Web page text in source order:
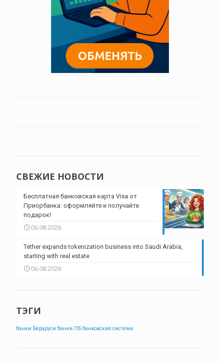
СВЕЖИЕ НОВОСТИ
Бесплатная банковская карта Visa от
Приорбанка: оформляйте и получайте
подарок!
06.08.2026
Tether expands tokenization business into Saudi Arabia,
starting with real estate
06.08.2026
ТЭГИ
банки Бедаруси банки ПБ банковская система